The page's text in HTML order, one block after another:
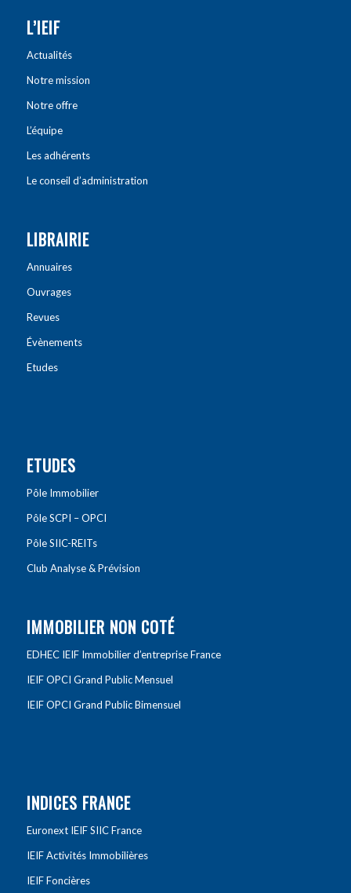
L’IEIF
Actualités
Notre mission
Notre offre
L’équipe
Les adhérents
Le conseil d’administration
LIBRAIRIE
Annuaires
Ouvrages
Revues
Évènements
Etudes
ETUDES
Pôle Immobilier
Pôle SCPI – OPCI
Pôle SIIC-REITs
Club Analyse & Prévision
IMMOBILIER NON COTÉ
EDHEC IEIF Immobilier d’entreprise France
IEIF OPCI Grand Public Mensuel
IEIF OPCI Grand Public Bimensuel
INDICES FRANCE
Euronext IEIF SIIC France
IEIF Activités Immobilières
IEIF Foncières